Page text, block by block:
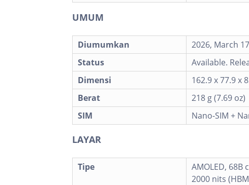
UMUM
Diumumkan
2026, March 17
Status
Available.
Dimensi
162.9 x 77.9 x
Berat
218 g (7.69 oz)
SIM
Nano-SIM +
LAYAR
Tipe
AMOLED, 68B
2000 nits